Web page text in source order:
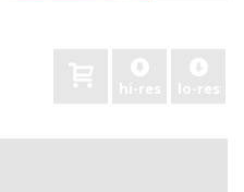
hi-res lo-res